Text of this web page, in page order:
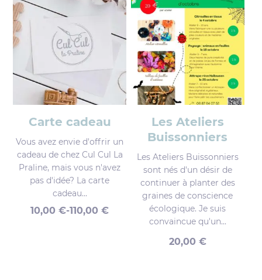
Carte cadeau
Vous avez envie d'offrir un
cadeau de chez Cul Cul La
Praline, mais vous n'avez
pas d'idée? La carte
cadeau...
10,00€-110,00€
Les Ateliers
Buissonniers
Les Ateliers Buissonniers
sont nés d'un désir de
continuer à planter des
graines de conscience
écologique. Je suis
convaincue qu'un...
20,00 €